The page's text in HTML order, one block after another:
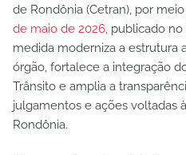
de Rondônia (Cetran), por
de maio de 2026, publicado no
medida moderniza a estrutura
órgão, fortalece a integração
Trânsito e amplia a
julgamentos e ações voltadas
Rondônia.